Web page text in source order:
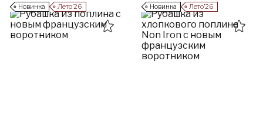
Новинка Лето’26 Новинка Лето’26